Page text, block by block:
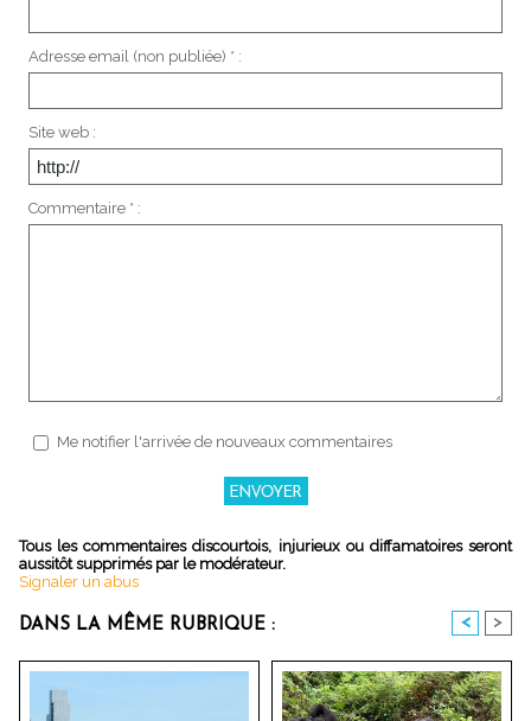
Adresse email (non publiée) * :
Site web :
Commentaire * :
Me notifier l'arrivée de nouveaux commentaires
Tous les commentaires discourtois, injurieux ou diffamatoires seront
aussitôt supprimés par le modérateur.
Signaler un abus
DANS LA MÊME RUBRIQUE : < >